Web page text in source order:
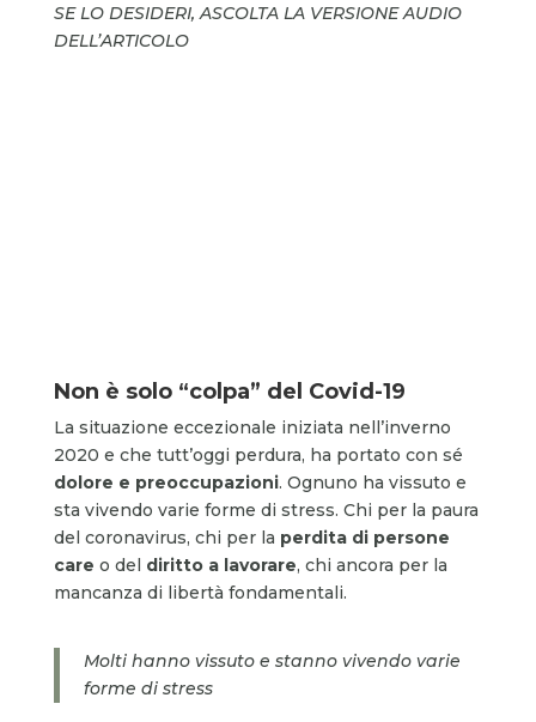
SE LO DESIDERI, ASCOLTA LA VERSIONE AUDIO
DELL’ARTICOLO
Non è solo “colpa” del Covid-19
La situazione eccezionale iniziata nell’inverno
2020 e che tutt’oggi perdura, ha portato con sé
dolore e preoccupazioni. Ognuno ha vissuto e
sta vivendo varie forme di stress. Chi per la paura
del coronavirus, chi per la perdita di persone
care o del diritto a lavorare, chi ancora per la
mancanza di libertà fondamentali.
Molti hanno vissuto e stanno vivendo varie
forme di stress